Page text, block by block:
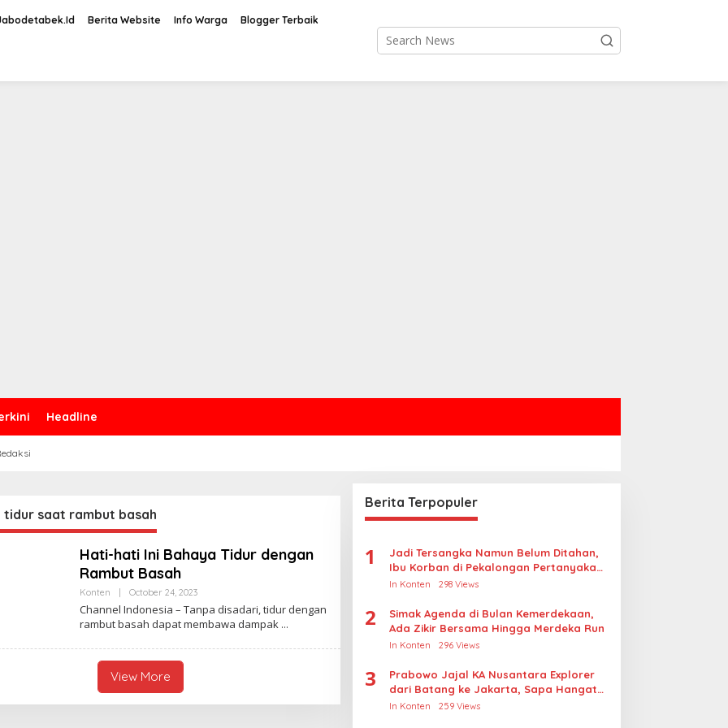
Berita Website Info Warga Blogger Terbaik
Headline
tidur saat rambut basah
Hati-hati Ini Bahaya Tidur dengan
Rambut Basah
Konten October 24, 2023B
P
E
U
M
Channel Indonesia – Tanpa disadari, tidur dengan
rambut basah dapat membawa dampak
View More
Berita Terpopuler
1
Jadi Tersangka Namun Belum Ditahan,
Ibu Korban di Pekalongan Pertanyakan
Keseriusan Polisi Tangani Kasus
In Konten 298 Views
2
Simak Agenda di Bulan Kemerdekaan,
Ada Zikir Bersama Hingga Merdeka Run
In Konten 296 Views
3
Prabowo Jajal KA Nusantara Explorer
dari Batang ke Jakarta, Sapa Hangat
Warga
In Konten 259 Views